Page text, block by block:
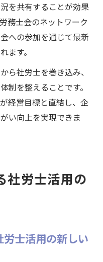
を共有することが効果
務士会のネットワーク
への参加を通じて最新
ます。
ら社労士を巻き込み、
制を整えることです。
経営目標と直結し、企
い向上を実現できま
社労士活用の
士活用の新しい